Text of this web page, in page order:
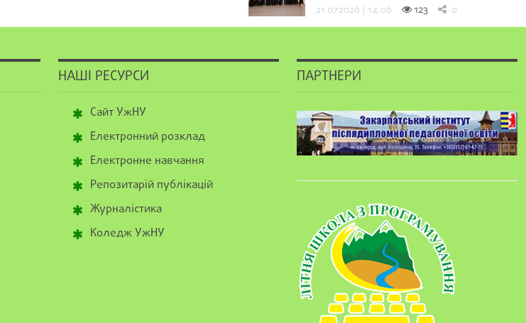
21.07.2026 | 14:06 123 0
НАШІ РЕСУРСИ
Сайт УжНУ
Електронний розклад
Електронне навчання
Репозитарій публікацій
Журналістика
Коледж УжНУ
ПАРТНЕРИ